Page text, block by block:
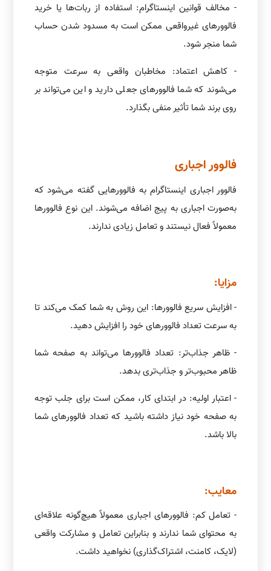
- مخالف قوانین اینستاگرام: استفاده از ربات‌ها یا خرید
فالوورهای غیرواقعی ممکن است به مسدود شدن حساب
شما منجر شود.
- کاهش اعتماد: مخاطبان واقعی به سرعت متوجه
می‌شوند که شما فالوورهای جعلی دارید و این می‌تواند بر
روی برند شما تأثیر منفی بگذارد.
فالوور اجباری
فالوور اجباری اینستاگرام به فالوورهایی گفته می‌شود که
به‌صورت اجباری به پیج اضافه می‌شوند. این نوع فالوورها
معمولاً فعال نیستند و تعامل زیادی ندارند.
مزایا:
- افزایش سریع فالوورها: این روش به شما کمک می‌کند تا
به سرعت تعداد فالوورهای خود را افزایش دهید.
- ظاهر جذاب‌تر: تعداد فالوورها می‌تواند به صفحه شما
ظاهر محبوب‌تر و جذاب‌تری بدهد.
- اعتبار اولیه: در ابتدای کار، ممکن است برای جلب توجه
به صفحه خود نیاز داشته باشید که تعداد فالوورهای شما
بالا باشد.
معایب:
- تعامل کم: فالوورهای اجباری معمولاً هیچ‌گونه علاقه‌ای
به محتوای شما ندارند و بنابراین تعامل و مشارکت واقعی
(لایک، کامنت، اشتراک‌گذاری) نخواهید داشت.